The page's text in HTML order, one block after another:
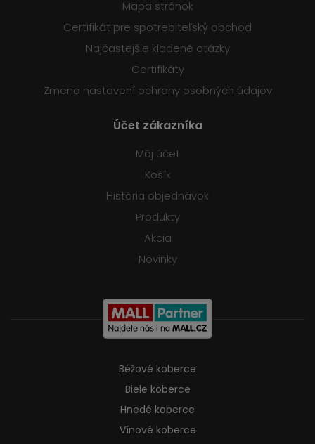
Mapa stránok
Certifikát pre spotrebiteľský obchod
Najčastejšie kladené otázky
Certifikáty
Zmena nastavení ochrany osobných údajov
Účet zákazníka
Môj účet
Košík
História objednávok
Produkty
Akcia
Novinky
Béžové koberce
Biele koberce
Hnedé koberce
Vínové koberce